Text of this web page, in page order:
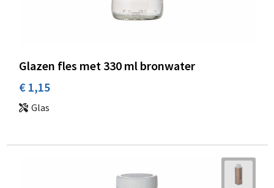
Glazen fles met 330 ml bronwater
€ 1,15
Glas